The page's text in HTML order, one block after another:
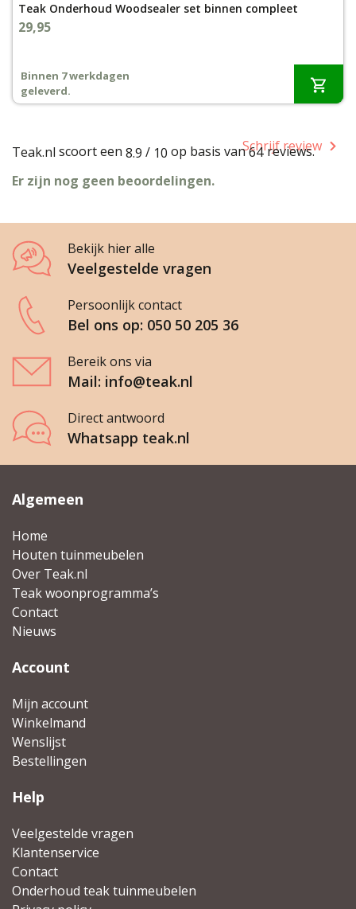
Teak Onderhoud Woodsealer set binnen compleet
29,95
Binnen 7 werkdagen
geleverd.
Schrijf review
Teak.nl scoort een 8.9 / 10 op basis van64 reviews.
Er zijn nog geen beoordelingen.
Bekijk hier alle
Veelgestelde vragen
Persoonlijk contact
Bel ons op: 050 50 205 36
Bereik ons via
Mail: info@teak.nl
Direct antwoord
Whatsapp teak.nl
Algemeen
Home
Houten tuinmeubelen
Over Teak.nl
Teak woonprogramma’s
Contact
Nieuws
Account
Mijn account
Winkelmand
Wenslijst
Bestellingen
Help
Veelgestelde vragen
Klantenservice
Contact
Onderhoud teak tuinmeubelen